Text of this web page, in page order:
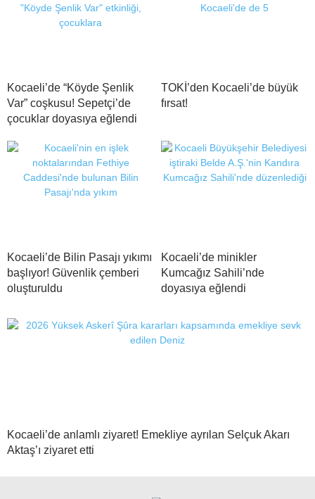
Kocaeli’de “Köyde Şenlik
Var” coşkusu! Sepetçi’de
çocuklar doyasıya eğlendi
TOKİ’den Kocaeli’de büyük
fırsat!
Kocaeli’de Bilin Pasajı yıkımı
başlıyor! Güvenlik çemberi
oluşturuldu
Kocaeli’de minikler
Kumcağız Sahili’nde
doyasıya eğlendi
Kocaeli’de anlamlı ziyaret! Emekliye ayrılan Selçuk Akarı
Aktaş’ı ziyaret etti